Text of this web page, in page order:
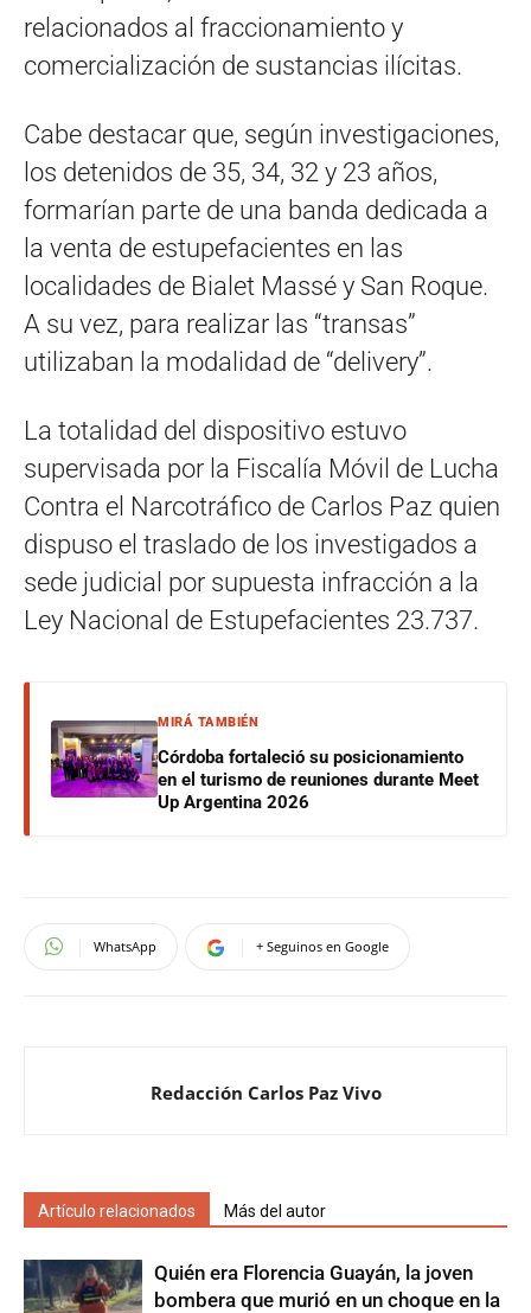
relacionados al fraccionamiento y
comercialización de sustancias ilícitas.
Cabe destacar que, según investigaciones,
los detenidos de 35, 34, 32 y 23 años,
formarían parte de una banda dedicada a
la venta de estupefacientes en las
localidades de Bialet Massé y San Roque.
A su vez, para realizar las “transas”
utilizaban la modalidad de “delivery”.
La totalidad del dispositivo estuvo
supervisada por la Fiscalía Móvil de Lucha
Contra el Narcotráfico de Carlos Paz quien
dispuso el traslado de los investigados a
sede judicial por supuesta infracción a la
Ley Nacional de Estupefacientes 23.737.
MIRÁ TAMBIÉN
Córdoba fortaleció su posicionamiento
en el turismo de reuniones durante Meet
Up Argentina 2026
WhatsApp + Seguinos en Google
Redacción Carlos Paz Vivo
Artículo relacionados Más del autor
Quién era Florencia Guayán, la joven
bombera que murió en un choque en la